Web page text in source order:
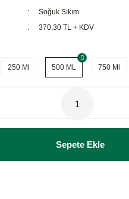
Soğuk Sıkım
370,30 TL + KDV
250 Ml 500 ML 750 Ml
Sepete Ekle